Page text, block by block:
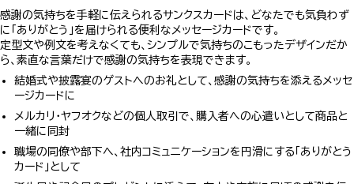
感謝の気持ちを手軽に伝えられるサンクスカードは、どなたでも気負わず
に「ありがとう」を届けられる便利なメッセージカードです。
定型文や例文を考えなくても、シンプルで気持ちのこもったデザインだか
ら、素直な言葉だけで感謝の気持ちを表現できます。
結婚式や披露宴のゲストへのお礼として、感謝の気持ちを添えるメッセ
ージカードに
メルカリ・ヤフオクなどの個人取引で、購入者への心遣いとして商品と
一緒に同封
職場の同僚や部下へ、社内コミュニケーションを円滑にする「ありがとう
カード」として